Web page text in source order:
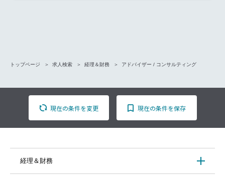
トップページ 求人検索 経理＆財務 アドバイザー / コンサルティング
現在の条件を変更 現在の条件を保存
経理＆財務